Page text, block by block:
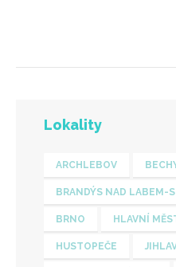
Lokality
ARCHLEBOV
BRANDÝS NAD LABEM-
BRNO HLAVNÍ
HUSTOPEČE